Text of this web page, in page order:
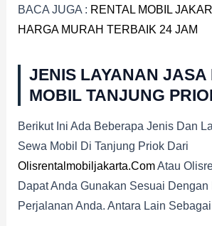
BACA JUGA : RENTAL MOBIL
HARGA MURAH TERBAIK 24 JAM
JENIS LAYANAN JASA
MOBIL TANJUNG
Berikut Ini Ada Beberapa Jenis Dan
Sewa Mobil Di Tanjung Priok Dari
Olisrentalmobiljakarta.comAtau
Dapat Anda Gunakan Sesuai Dengan
Perjalanan Anda. Antara Lain